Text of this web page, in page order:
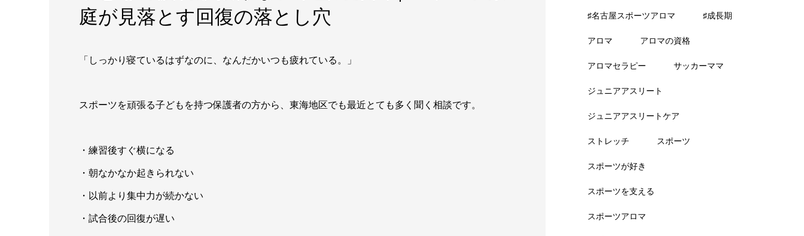
庭が見落とす回復の落とし穴
「しっかり寝ているはずなのに、なんだかいつも疲れている。」
スポーツを頑張る子どもを持つ保護者の方から、東海地区でも最近とても多く聞く相談です。
・練習後すぐ横になる
・朝なかなか起きられない
・以前より集中力が続かない
・試合後の回復が遅い
♯名古屋スポーツアロマ ♯成長期
アロマ アロマの資格
アロマセラピー サッカーママ
ジュニアアスリート
ジュニアアスリートケア
ストレッチ スポーツ
スポーツが好き
スポーツを支える
スポーツアロマ